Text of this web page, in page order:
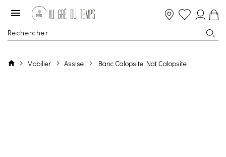
Mobilier Assise Banc Calopsite Nat Calopsite